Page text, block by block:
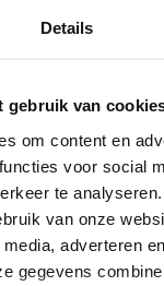
Details
gebruik van
om content en
voor social
te
van onze
adverteren
gegevens
side exception
(see the